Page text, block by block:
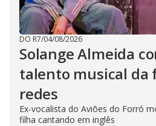
DO R7/04/08/2026
Solange Almeida
talento musical da
redes
Ex-vocalista do Aviões do Forró
filha cantando em inglês